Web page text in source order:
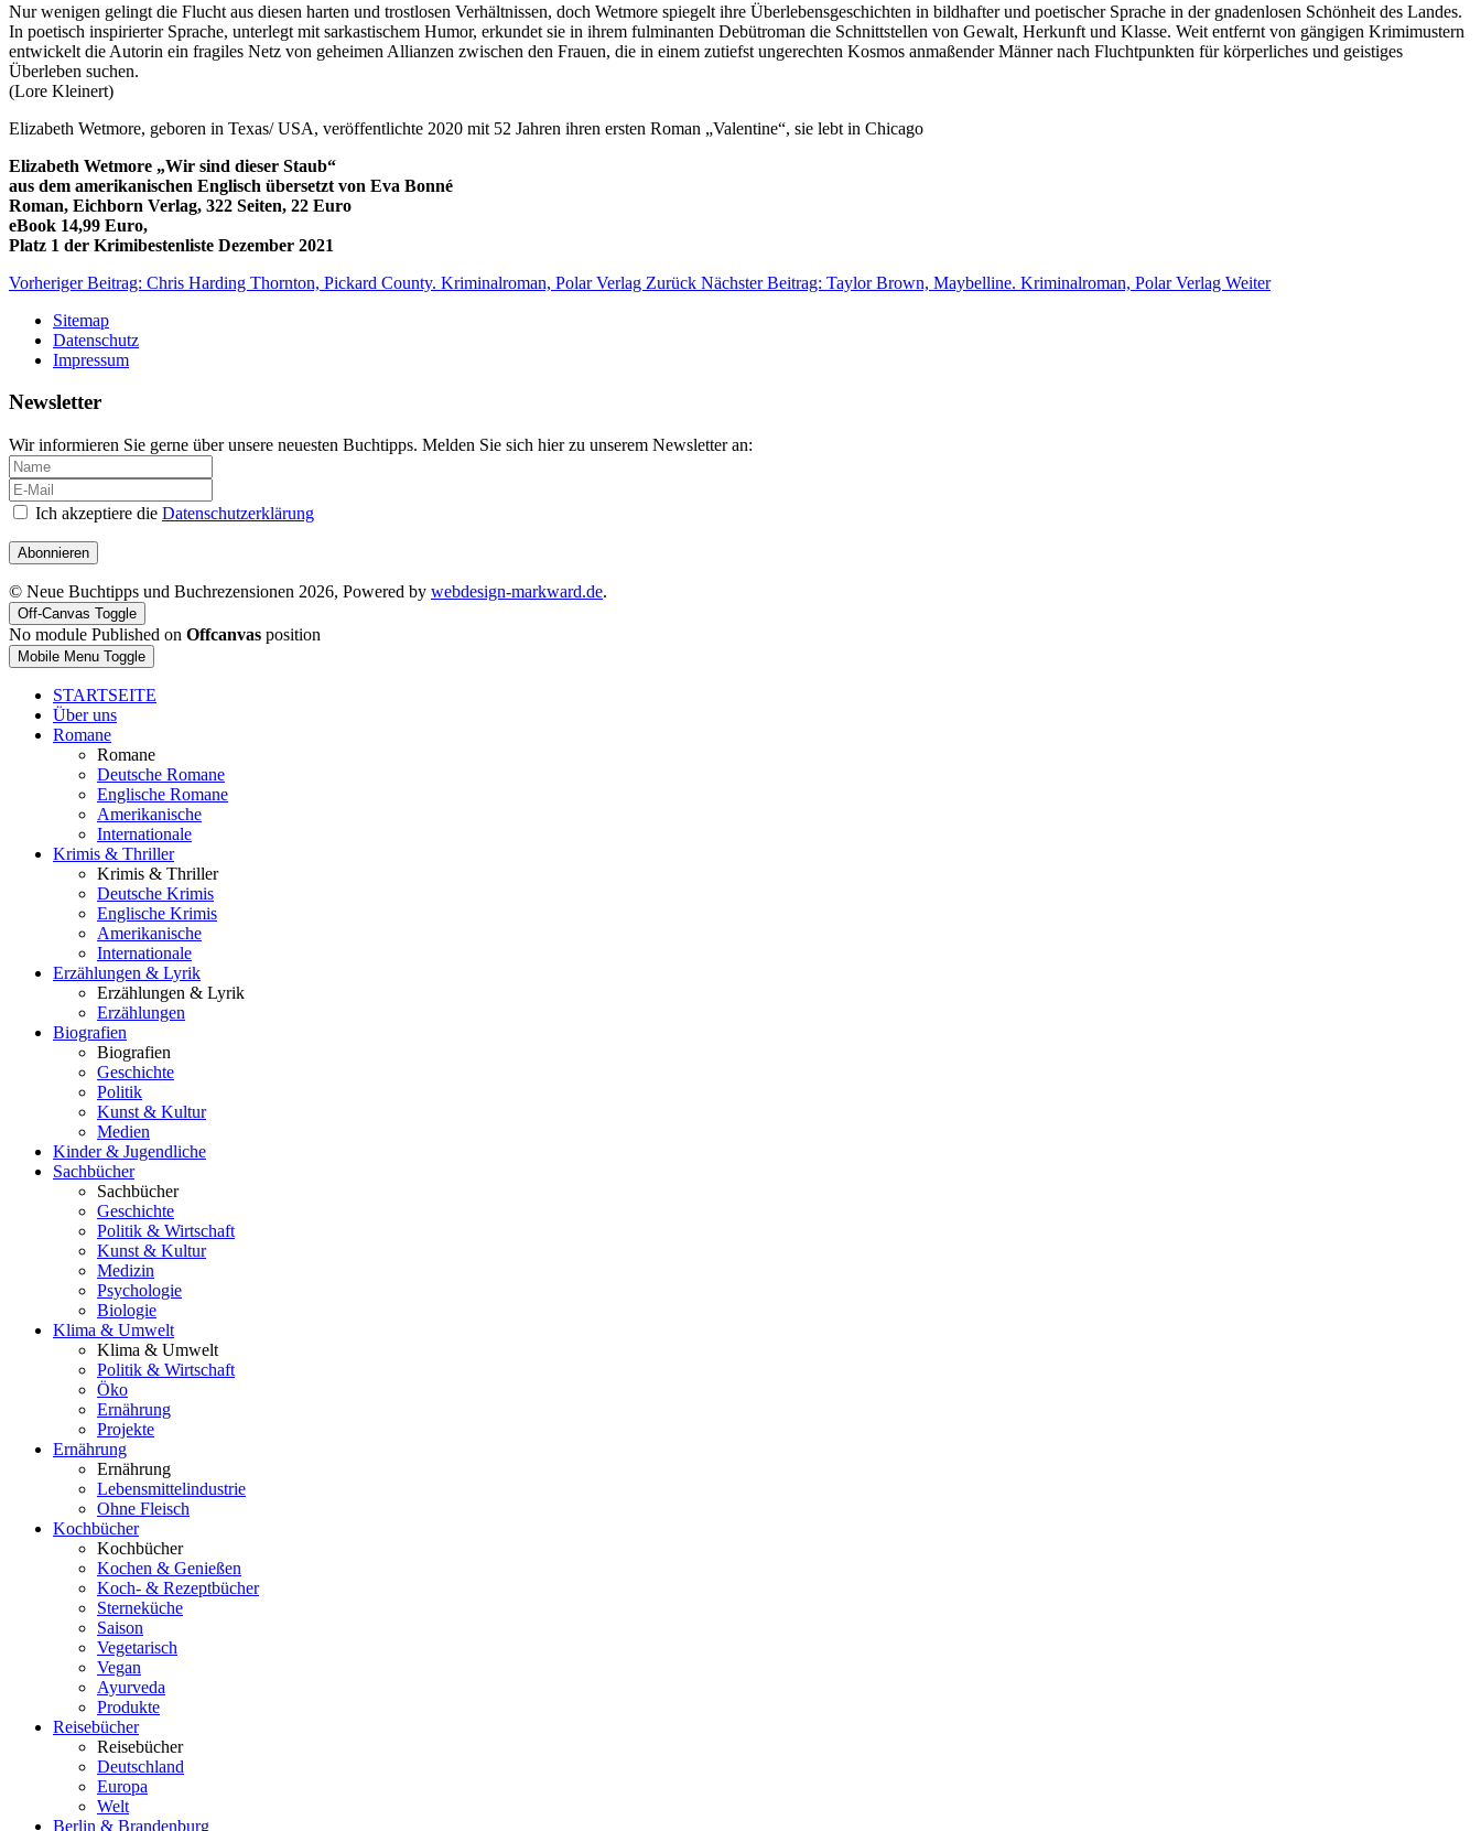
Nur wenigen gelingt die Flucht aus diesen harten und trostlosen Verhältnissen, doch Wetmore spiegelt ihre Überlebensgeschichten in bildhafter und poetischer Sprache in der gnadenlosen Schönheit des Landes.
In poetisch inspirierter Sprache, unterlegt mit sarkastischem Humor, erkundet sie in ihrem fulminanten Debütroman die Schnittstellen von Gewalt, Herkunft und Klasse. Weit entfernt von gängigen Krimimustern
entwickelt die Autorin ein fragiles Netz von geheimen Allianzen zwischen den Frauen, die in einem zutiefst ungerechten Kosmos anmaßender Männer nach Fluchtpunkten für körperliches und geistiges
Überleben suchen.
(Lore Kleinert)
Elizabeth Wetmore, geboren in Texas/ USA, veröffentlichte 2020 mit 52 Jahren ihren ersten Roman „Valentine“, sie lebt in Chicago
Elizabeth Wetmore „Wir sind dieser Staub“
aus dem amerikanischen Englisch übersetzt von Eva Bonné
Roman, Eichborn Verlag, 322 Seiten, 22 Euro
eBook 14,99 Euro,
Platz 1 der Krimibestenliste Dezember 2021
Vorheriger Beitrag: Chris Harding Thornton, Pickard County. Kriminalroman, Polar Verlag Zurück Nächster Beitrag: Taylor Brown, Maybelline. Kriminalroman, Polar Verlag Weiter
Sitemap
Datenschutz
Impressum
Newsletter
Wir informieren Sie gerne über unsere neuesten Buchtipps. Melden Sie sich hier zu unserem Newsletter an:
Ich akzeptiere die Datenschutzerklärung
Abonnieren
© Neue Buchtipps und Buchrezensionen 2026, Powered by webdesign-markward.de.
Off-Canvas Toggle
No module Published on Offcanvas position
Mobile Menu Toggle
STARTSEITE
Über uns
Romane
Romane
Deutsche Romane
Englische Romane
Amerikanische
Internationale
Krimis & Thriller
Krimis & Thriller
Deutsche Krimis
Englische Krimis
Amerikanische
Internationale
Erzählungen & Lyrik
Erzählungen & Lyrik
Erzählungen
Biografien
Biografien
Geschichte
Politik
Kunst & Kultur
Medien
Kinder & Jugendliche
Sachbücher
Sachbücher
Geschichte
Politik & Wirtschaft
Kunst & Kultur
Medizin
Psychologie
Biologie
Klima & Umwelt
Klima & Umwelt
Politik & Wirtschaft
Öko
Ernährung
Projekte
Ernährung
Ernährung
Lebensmittelindustrie
Ohne Fleisch
Kochbücher
Kochbücher
Kochen & Genießen
Koch- & Rezeptbücher
Sterneküche
Saison
Vegetarisch
Vegan
Ayurveda
Produkte
Reisebücher
Reisebücher
Deutschland
Europa
Welt
Berlin & Brandenburg